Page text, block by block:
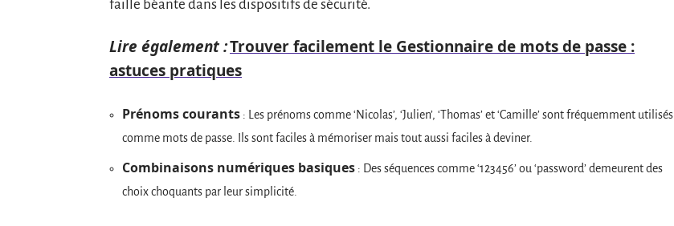
faille béante dans les dispositifs de sécurité.
Lire également :Trouver facilement le Gestionnaire de mots de passe :
astuces pratiques
Prénoms courants : Les prénoms comme ‘Nicolas’, ‘Julien’, ‘Thomas’ et ‘Camille’ sont fréquemment utilisés
comme mots de passe. Ils sont faciles à mémoriser mais tout aussi faciles à deviner.
Combinaisons numériques basiques : Des séquences comme ‘123456’ ou ‘password’ demeurent des
choix choquants par leur simplicité.